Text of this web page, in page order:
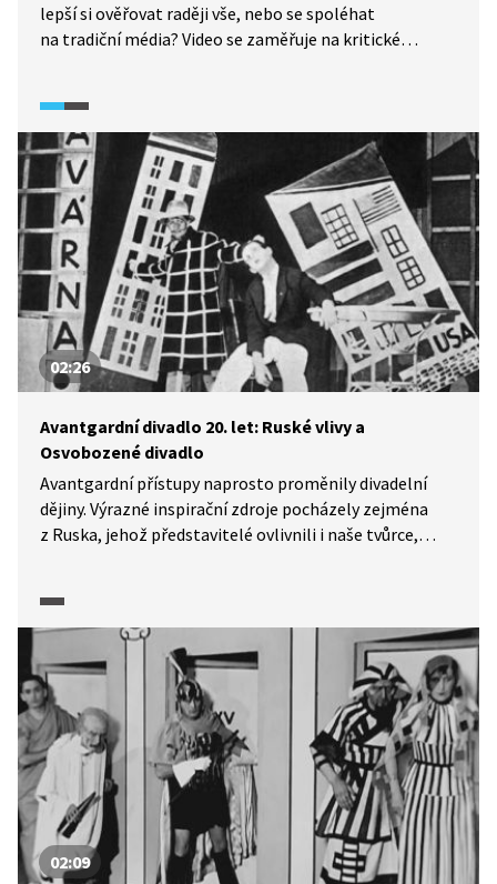
lepší si ověřovat raději vše, nebo se spoléhat
na tradiční média? Video se zaměřuje na kritické
diskutují o tom, jak nepoškozovat vztahy (např.
v rodině) při neshodách na citlivých tématech a jak se
vyhnout osobním útokům. Video je úryvkem
z dokumentu Učitel dezinformátor (2025).
02:26
Avantgardní divadlo 20. let: Ruské vlivy a
Osvobozené divadlo
Avantgardní přístupy naprosto proměnily divadelní
dějiny. Výrazné inspirační zdroje pocházely zejména
z Ruska, jehož představitelé ovlivnili i naše tvůrce,
cyklu Moderna, avantgarda: Příběh umění 1. poloviny
20. století (2025) ozřejmí východiska ruského
divadelního konstruktivismu i vznik a tvůrčí principy
raného Osvobozeného divadla.
02:09